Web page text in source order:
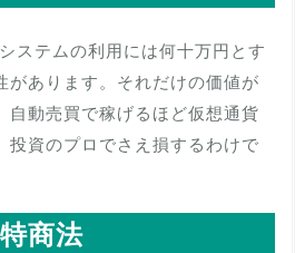
ステムの利用には何十万円とす
があります。それだけの価値が
自動売買で稼げるほど仮想通貨
投資のプロでさえ損するわけで
商法